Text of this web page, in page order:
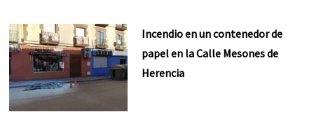
Incendio en un contenedor de
papel en la Calle Mesones de
Herencia